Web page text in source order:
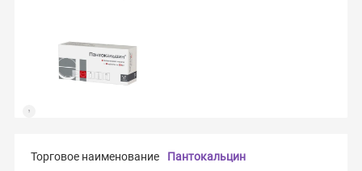
Торговое наименование
Пантокальцин